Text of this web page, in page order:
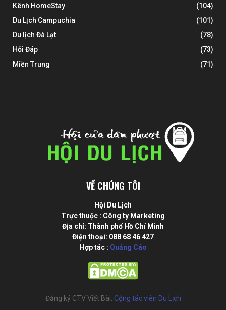
Kênh HomeStay
(104)
Du Lịch Campuchia
(101)
Du lịch Đà Lạt
(78)
Hỏi Đáp
(73)
Miền Trung
(71)
VỀ CHÚNG TÔI
Hội Du Lịch
Trực thuộc : Công ty Marketing
Địa chỉ: Thành phố Hồ Chí Minh
Điện thoại: 088 68 46 427
Hợp tác : Quảng Cáo
Đăng ký CTV Viết Bài: Cộng tác viên Du Lịch